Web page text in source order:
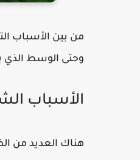
من بين الأسباب
وحتى الوسط الذي
الأسباب
هناك العديد من